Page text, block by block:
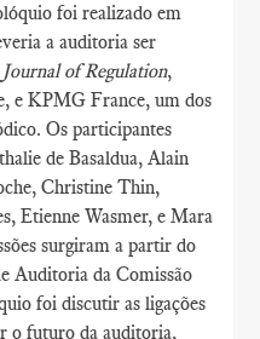
foi realizado em
a auditoria ser
of Regulation,
e KPMG France, um dos
Os participantes
de Basaldua, Alain
Christine Thin,
Etienne Wasmer, e Mara
surgiram a partir do
Auditoria da Comissão
foi discutir as ligações
o futuro da auditoria,